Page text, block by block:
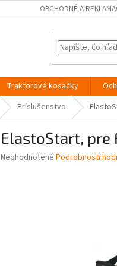
OBCHODNÉ A
Traktorové kosačky
Príslušenstvo
ElastoStart, pre
Priemerné
Neohodnotené Podrobnosti